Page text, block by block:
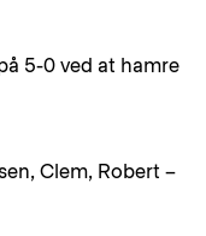
5-0 ved at hamre
Clem, Robert –